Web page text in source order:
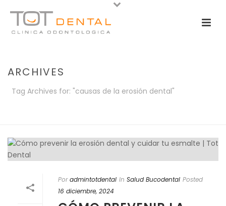
ARCHIVES
Tag Archives for: "causas de la erosión dental"
Por admintotdental In Salud Bucodental Posted
16 diciembre, 2024